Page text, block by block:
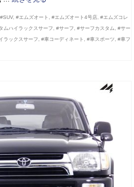
#SUV, #エムズオート #エムズオート4号店 #エムズコレ
ムハイラックスサーフ #サーフ #サーフカスタム
#サー
ラックスサーフ #車コーディネート #車スポーツ
#車フ